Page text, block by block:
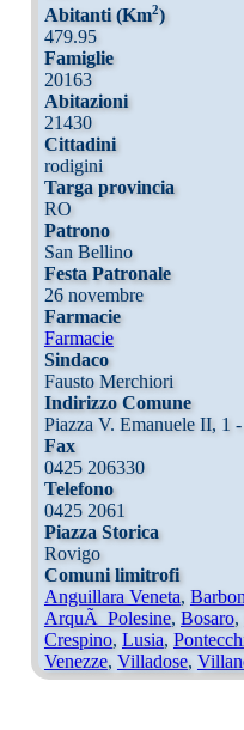
Abitanti (Km2)
479.95
Famiglie
20163
Abitazioni
21430
Cittadini
rodigini
Targa provincia
RO
Patrono
San Bellino
Festa Patronale
26 novembre
Farmacie
Farmacie
Sindaco
Fausto Merchiori
Indirizzo Comune
Piazza V. Emanuele II, 1
Fax
0425 206330
Telefono
0425 2061
Piazza Storica
Rovigo
Comuni limitrofi
Anguillara Veneta,
ArquÃ Polesine, Bosaro,
Crespino, Lusia,
Venezze, Villadose,